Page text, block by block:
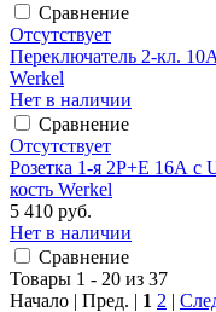
Сравнение
Отсутствует
Переключатель 2-кл.
Werkel
Нет в наличии
Сравнение
Отсутствует
Розетка 1-я 2P+E 16А
кость Werkel
5 410 руб.
Нет в наличии
Сравнение
Товары 1 - 20 из 37
Начало | Пред. | 1 2 |